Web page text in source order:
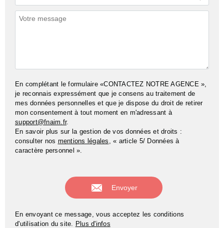
*
Commentaires
En complétant le formulaire «CONTACTEZ NOTRE AGENCE »,
je reconnais expressément que je consens au traitement de
mes données personnelles et que je dispose du droit de retirer
mon consentement à tout moment en m'adressant à
support@fnaim.fr.
En savoir plus sur la gestion de vos données et droits :
consulter nos mentions légales , « article 5/ Données à
caractère personnel ».
En envoyant ce message, vous acceptez les conditions
d'utilisation du site. Plus d'infos